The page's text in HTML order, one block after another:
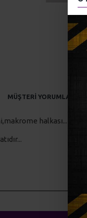
MÜŞTERI YORUMLARI
halkası...